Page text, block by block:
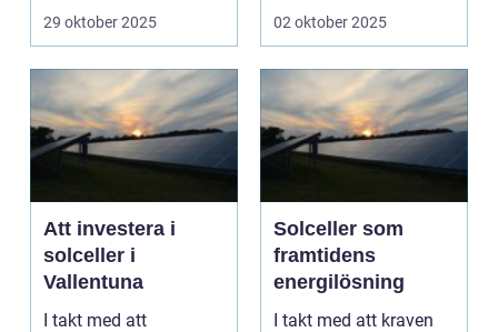
29 oktober 2025
av...
02 oktober 2025
Att investera i
solceller i
Vallentuna
I takt med att
Solceller som
framtidens
energilösning
I takt med att kraven